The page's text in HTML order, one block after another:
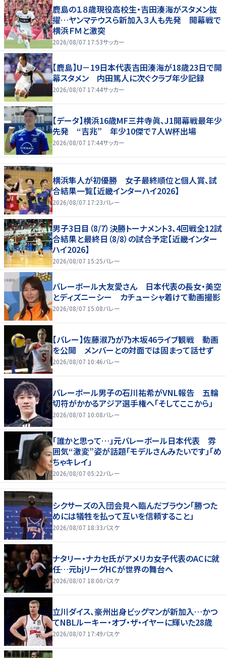
鹿島の１８歳現役高校生・吉田湊海がスタメン抜
擢…ヤンマテウスら新加入３人も先発 開幕戦で
横浜ＦＭと激突
2026/08/07 17:53サッカー
【鹿島】U－19日本代表吉田湊海が18歳23日で開
幕スタメン 内田篤人に次ぐクラブ年少記録
2026/08/07 17:44サッカー
【データ】横浜16歳MF三井寺眞、J1開幕戦最年少
先発 “吉兆” 年少10傑で７人W杯出場
2026/08/07 17:44サッカー
横浜隼人が初優勝 女子最終順位と個人賞、試
合結果一覧【近畿インターハイ2026】
2026/08/07 17:23バレー
男子3日目（8/7）決勝トーナメント3、4回戦全12試
合結果と最終日（8/8）の試合予定【近畿インター
ハイ2026】
2026/08/07 15:25バレー
バレーボール大友愛さん 日本代表の長女・美空
とディズニーシー カチューシャ着けて動画撮影
2026/08/07 15:08バレー
【バレー】佐藤淑乃が乃木坂46ライブ観戦 動画
を公開 メンバーとの対面では固まって話せず
2026/08/07 10:46バレー
バレーボール男子の石川祐希がVNL報告 五輪
切符がかかるアジア選手権へ「そしてここから」
2026/08/07 10:08バレー
「誰かと思って…」元バレーボール日本代表 雰
囲気“激変”姿が話題「モデルさんみたいです」「め
ちゃキレイ」
2026/08/07 05:22バレー
シクサーズの入団会見へ臨んだブラウン「勝つた
めには犠牲を払って互いを信頼すること」
2026/08/07 18:33バスケ
ナタリー・ナカセ氏がアメリカ女子代表のACに就
任…元bjリーグHCが世界の舞台へ
2026/08/07 18:00バスケ
立川ダイス、豪州出身ビッグマンが新加入…かつ
てNBLルーキー・オブ・ザ・イヤーに輝いた28歳
2026/08/07 17:49バスケ